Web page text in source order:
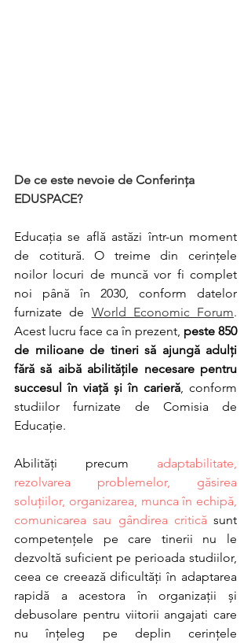
De ce este nevoie de Conferința
EDUSPACE?
Educația se află astăzi într-un moment
de cotitură. O treime din cerințele
noilor locuri de muncă vor fi complet
noi până în 2030, conform datelor
furnizate de World Economic Forum.
Acest lucru face ca în prezent, peste 850
de milioane de tineri să ajungă adulți
fără să aibă abilitățile necesare pentru
succesul în viață și în carieră, conform
studiilor furnizate de Comisia de
Educație.
Abilități precum adaptabilitate,
rezolvarea problemelor, găsirea
soluțiilor, organizarea, munca în echipă,
comunicarea sau gândirea critică sunt
competențele pe care tinerii nu le
dezvoltă suficient pe perioada studiilor,
ceea ce creează dificultăți în adaptarea
rapidă a acestora în organizații și
debusolare pentru viitorii angajati care
nu înțeleg pe deplin cerințele